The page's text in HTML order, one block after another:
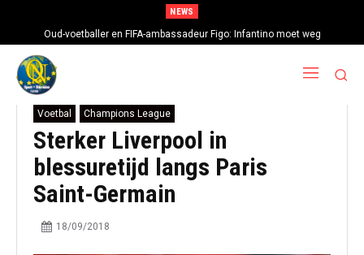
NEWS
Oud-voetballer en FIFA-ambassadeur Figo: Infantino moet weg
Voetbal Champions League
Sterker Liverpool in
blessuretijd langs Paris
Saint-Germain
18/09/2018